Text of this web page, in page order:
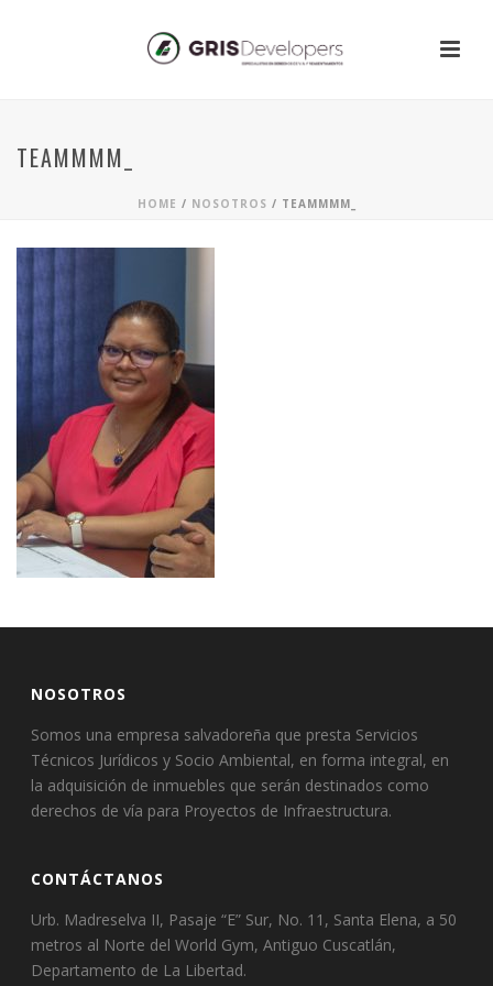
TEAMMMM_
HOME / NOSOTROS / TEAMMMM_
NOSOTROS
Somos una empresa salvadoreña que presta Servicios
Técnicos Jurídicos y Socio Ambiental, en forma integral, en
la adquisición de inmuebles que serán destinados como
derechos de vía para Proyectos de Infraestructura.
CONTÁCTANOS
Urb. Madreselva II, Pasaje “E” Sur, No. 11, Santa Elena, a 50
metros al Norte del World Gym, Antiguo Cuscatlán,
Departamento de La Libertad.